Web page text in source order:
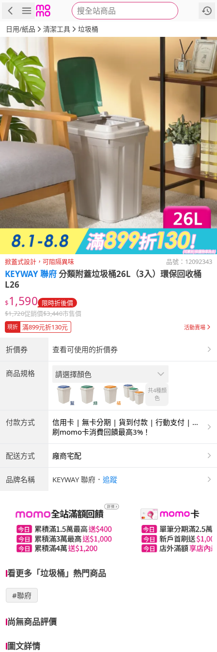
搜全站商品
商品 評價 詳情
日用/紙品 清潔工具 垃圾桶
掀蓋式設計，可阻隔異味 品號： 12092343
KEYWAY 聯府分類附蓋垃圾桶26L（3入）環保回收桶
L26
$1,590 限時折後價
$1,720促銷價$3,440市售價
現折 滿899元折130元 活動賣場
折價券 查看可使用的折價券
商品規格 請選擇顏色
共4種顏
色
付款方式
信用卡 | 無卡分期 | 貨到付款 | 行動支付 | 超
商付款 | ATM | 銀聯卡
刷momo卡消費回饋最高3%！
配送方式 廠商宅配
品牌名稱 KEYWAY 聯府 ． 追蹤
看更多「垃圾桶」熱門商品
#聯府
尚無商品評價
圖文詳情